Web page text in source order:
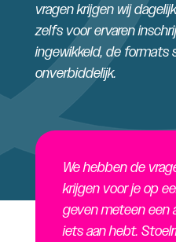
vragen krijgen wij
zelfs voor ervaren
ingewikkeld, de formats
onverbiddelijk.
We hebben de
krijgen voor je op
geven meteen een
iets aan hebt.